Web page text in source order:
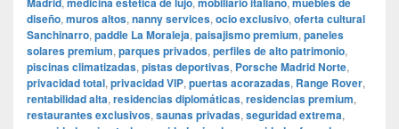
diseño, muros altos, nanny services, ocio exclusivo, oferta cultural
Sanchinarro, paddle La Moraleja, paisajismo premium, paneles
solares premium, parques privados, perfiles de alto patrimonio,
piscinas climatizadas, pistas deportivas, Porsche Madrid Norte,
privacidad total, privacidad VIP, puertas acorazadas, Range Rover,
rentabilidad alta, residencias diplomáticas, residencias premium,
restaurantes exclusivos, saunas privadas, seguridad extrema,